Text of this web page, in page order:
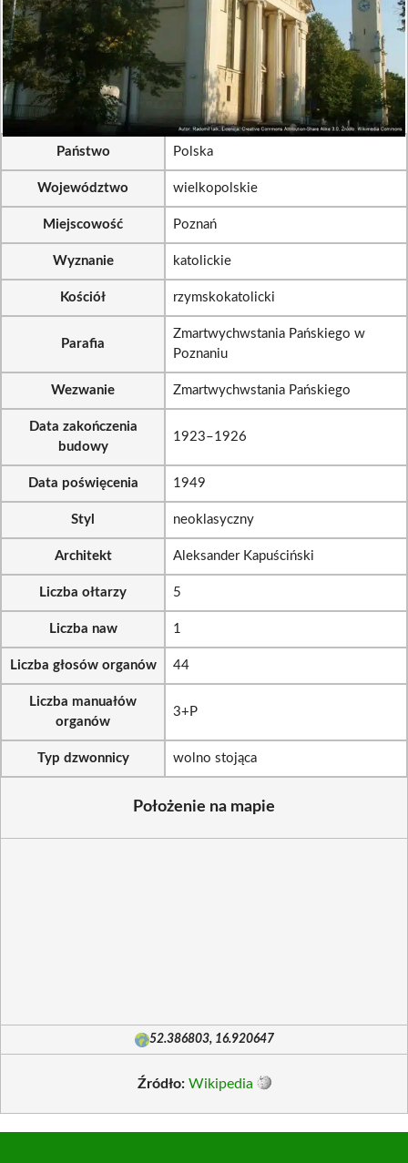
Państwo Polska
Województwo wielkopolskie
Miejscowość Poznań
Wyznanie katolickie
Kościół rzymskokatolicki
Parafia
Zmartwychwstania Pańskiego w
Poznaniu
Wezwanie Zmartwychwstania Pańskiego
Data zakończenia
budowy
1923–1926
Data poświęcenia 1949
Styl neoklasyczny
Architekt Aleksander Kapuściński
Liczba ołtarzy 5
Liczba naw 1
Liczba głosów organów 44
Liczba manuałów
organów
3+P
Typ dzwonnicy wolno stojąca
Położenie na mapie
52.386803, 16.920647
Źródło: Wikipedia